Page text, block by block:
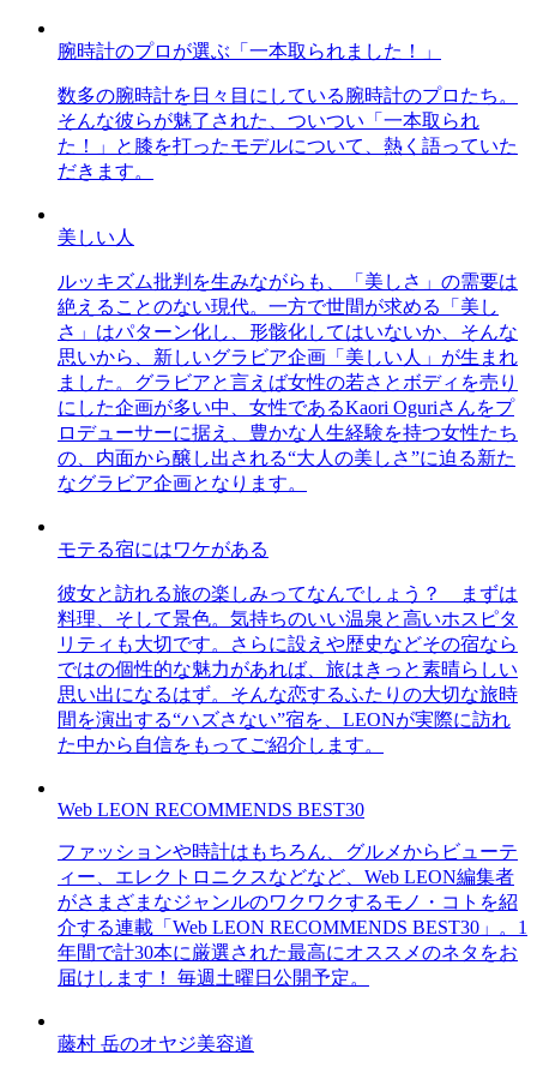
腕時計のプロが選ぶ「一本取られました！」
数多の腕時計を日々目にしている腕時計のプロたち。
そんな彼らが魅了された、ついつい「一本取られ
た！」と膝を打ったモデルについて、熱く語っていた
だきます。
美しい人
ルッキズム批判を生みながらも、「美しさ」の需要は
絶えることのない現代。一方で世間が求める「美し
さ」はパターン化し、形骸化してはいないか、そんな
思いから、新しいグラビア企画「美しい人」が生まれ
ました。グラビアと言えば女性の若さとボディを売り
にした企画が多い中、女性であるKaori Oguriさんをプ
ロデューサーに据え、豊かな人生経験を持つ女性たち
の、内面から醸し出される“大人の美しさ”に迫る新た
なグラビア企画となります。
モテる宿にはワケがある
彼女と訪れる旅の楽しみってなんでしょう？ まずは
料理、そして景色。気持ちのいい温泉と高いホスピタ
リティも大切です。さらに設えや歴史などその宿なら
ではの個性的な魅力があれば、旅はきっと素晴らしい
思い出になるはず。そんな恋するふたりの大切な旅時
間を演出する“ハズさない”宿を、LEONが実際に訪れ
た中から自信をもってご紹介します。
Web LEON RECOMMENDS BEST30
ファッションや時計はもちろん、グルメからビューテ
ィー、エレクトロニクスなどなど、Web LEON編集者
がさまざまなジャンルのワクワクするモノ・コトを紹
介する連載「Web LEON RECOMMENDS BEST30」。1
年間で計30本に厳選された最高にオススメのネタをお
届けします！ 毎週土曜日公開予定。
藤村 岳のオヤジ美容道